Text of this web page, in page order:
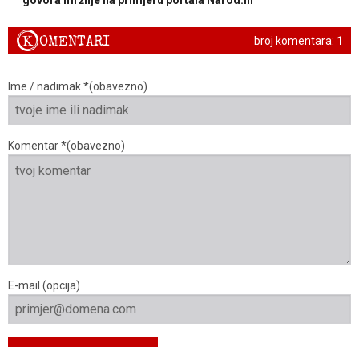
broj komentara: 1
KOMENTARI
Ime / nadimak *(obavezno)
Komentar *(obavezno)
E-mail (opcija)